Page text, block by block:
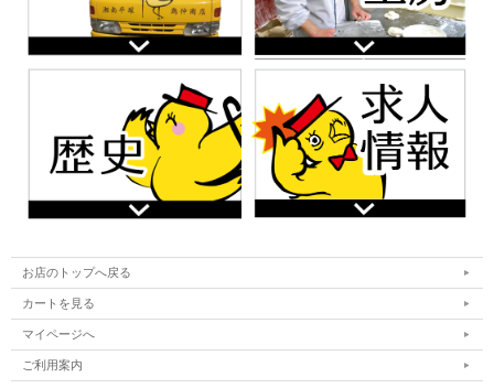
お店のトップへ戻る
カートを見る
マイページへ
ご利用案内